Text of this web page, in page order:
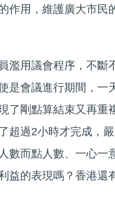
作用，維護廣大市民
濫用議會程序，不斷
是會議進行期間，一
了剛點算結束又再重
超過2小時才完成，
數而點人數、一心一
益的表現嗎？香港還